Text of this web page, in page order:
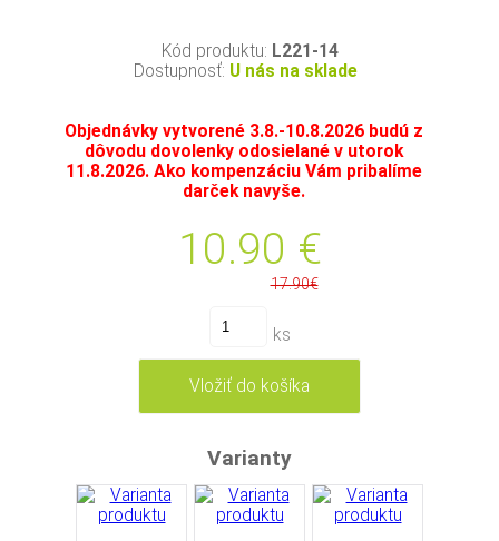
Kód produktu: L221-14
Dostupnosť: U nás na sklade
Objednávky vytvorené 3.8.-10.8.2026 budú z
dôvodu dovolenky odosielané v utorok
11.8.2026. Ako kompenzáciu Vám pribalíme
darček navyše.
10.90 €
17.90€
ks
Varianty